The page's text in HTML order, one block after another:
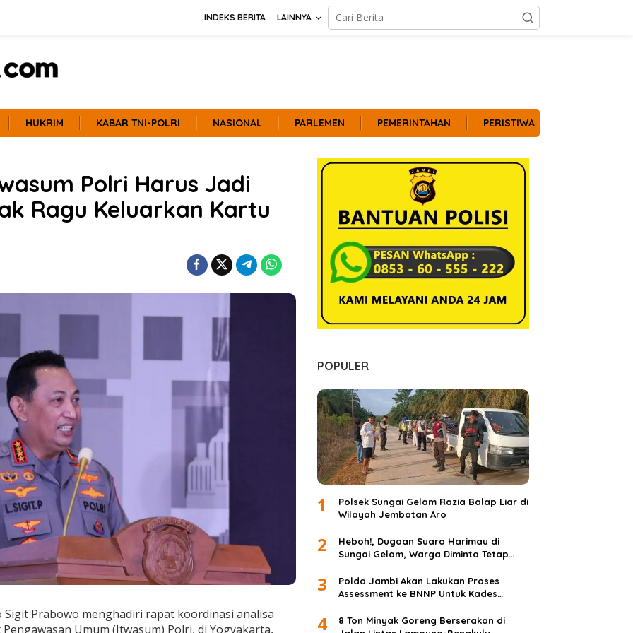
INDEKS BERITA LAINNYA
HUKRIM KABAR TNI-POLRI NASIONAL PARLEMEN PEMERINTAHAN PERISTIWA
Polri Harus Jadi
Ragu Keluarkan Kartu
Sigit Prabowo menghadiri rapat koordinasi analisa
Umum (Itwasum) Polri, di Yogyakarta,
POPULER
1
Polsek Sungai Gelam Razia Balap Liar di
Wilayah Jembatan Aro
2
Heboh!, Dugaan Suara Harimau di
Sungai Gelam, Warga Diminta Tetap
3
Polda Jambi Akan Lakukan Proses
Assessment ke BNNP Untuk Kades
4
8 Ton Minyak Goreng Berserakan di